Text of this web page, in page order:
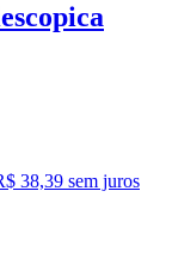
38,39 sem juros